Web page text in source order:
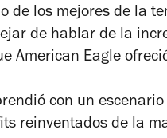
de los mejores de la
de hablar de la
American Eagle
con un
reinventados de la